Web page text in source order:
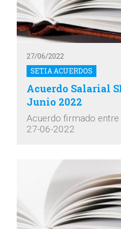
SETIA ACUERDOS
27/06/2022
Acuerdo Salarial
Junio 2022
Acuerdo firmado entre
27-06-2022